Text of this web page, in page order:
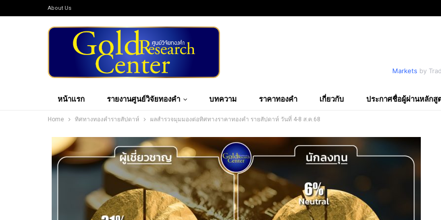
About Us
Markets by
หน้าแรก รายงานศูนย์วิจัยทองคำ บทความ ราคาทองคำ เกี่ยวกับ ประกาศชื่อผู้ผ่านหลักสู
Home ทิศทางทองคำรายสัปดาห์ ผลสำรวจมุมมองต่อทิศทางราคาทองคำ รายสัปดาห์ วันที่ 4-8 ส.ค.68